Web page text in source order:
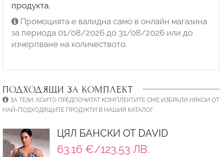
продукта.
Промоцията е валидна само в онлайн магазина
за периода 01/08/2026 до 31/08/2026 или до
изчерпване на количеството.
ПОДХОДЯЩИ ЗА КОМПЛЕКТ
ЗА ТЕЗИ, КОИТО ПРЕДПОЧИТАТ КОМПЛЕКТИТЕ СМЕ ИЗБРАЛИ НЯКОИ ОТ
НАЙ-ПОДХОДЯЩИТЕ ПРОДУКТИ В НАШИЯ КАТАЛОГ.
ЦЯЛ БАНСКИ ОТ DAVID
63.16 €/123.53 ЛВ.